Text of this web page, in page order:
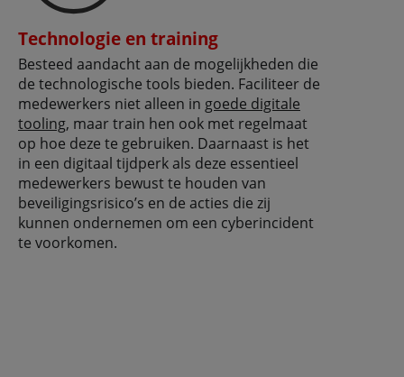
Technologie en training
Besteed aandacht aan de mogelijkheden die
de technologische tools bieden. Faciliteer de
medewerkers niet alleen in goede digitale
tooling, maar train hen ook met regelmaat
op hoe deze te gebruiken. Daarnaast is het
in een digitaal tijdperk als deze essentieel
medewerkers bewust te houden van
beveiligingsrisico’s en de acties die zij
kunnen ondernemen om een cyberincident
te voorkomen.